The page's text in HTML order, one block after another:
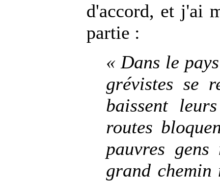
d'accord, et j'ai
partie :
« Dans le
grévistes se
baissent
routes
pauvres
grand chemin